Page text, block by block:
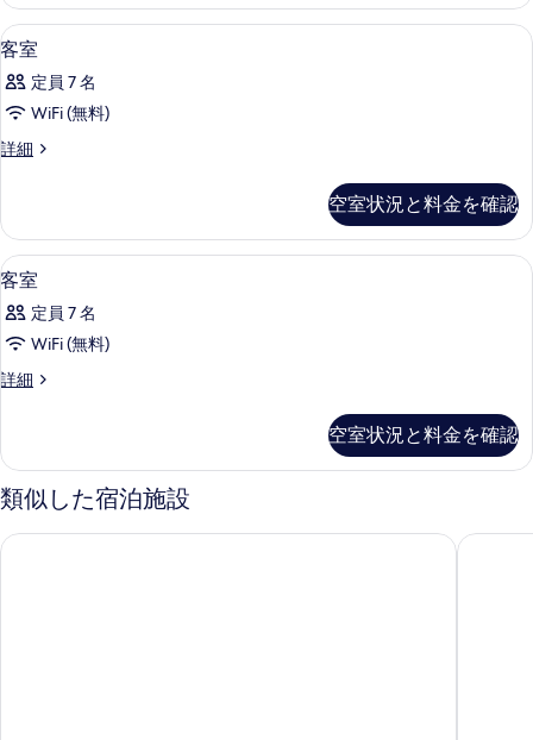
写
真
を
表
す
細
写
真
を
表
示
客
室
の
す
べ
の
写
真
を
表
示
1
客室
定員 7 名
WiFi (無料)
詳細
客
細
空室状況と料金を確認
客
室
の
す
べ
の
写
真
を
1
客室
定員 7 名
WiFi (無料)
詳細
客
細
空室状況と料金を確認
類似した宿泊施設
アートホテル石垣島 石垣シ